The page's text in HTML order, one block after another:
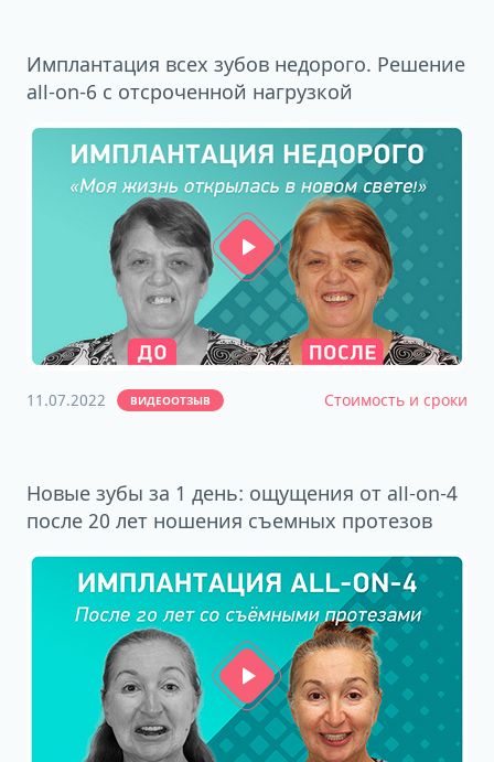
Имплантация всех зубов недорого. Решение
all-on-6 с отсроченной нагрузкой
11.07.2022 ВИДЕООТЗЫВ Стоимость и сроки
Новые зубы за 1 день: ощущения от all-on-4
после 20 лет ношения съемных протезов